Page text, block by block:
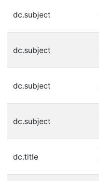
dc.subject
dc.subject
dc.subject
dc.subject
dc.title